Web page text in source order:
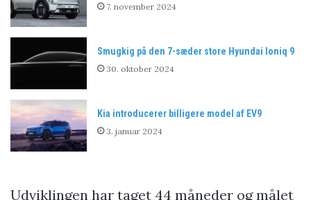
7. november 2024
Smugkig på den 7-sæder store Hyundai Ioniq 9
30. oktober 2024
Kia introducerer billigere model af EV9
3. januar 2024
Udviklingen har taget 44 måneder og målet